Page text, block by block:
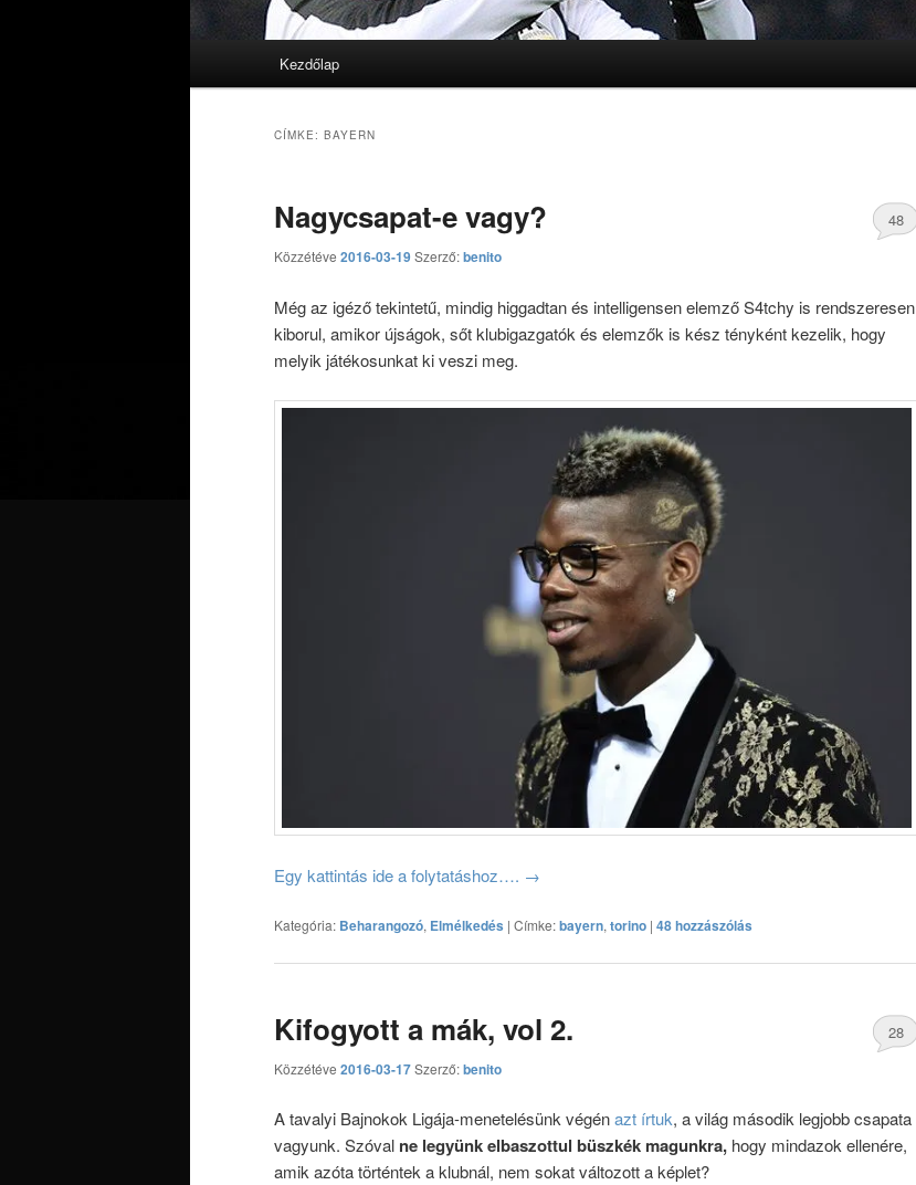
Tovább az elsődleges tartalomra
Tovább a másodlagos tartalomra
Kezdőlap
CÍMKE: BAYERN
Nagycsapat-e vagy?
Közzétéve 2016-03-19Szerző:benito
48
Még az igéző tekintetű, mindig higgadtan és intelligensen elemző S4tchy is rendszeresen
kiborul, amikor újságok, sőt klubigazgatók és elemzők is kész tényként kezelik, hogy
melyik játékosunkat ki veszi meg.
Egy kattintás ide a folytatáshoz…. →
Kategória: Beharangozó, Elmélkedés | Címke:bayern, torino | 48 hozzászólás
Kifogyott a mák, vol 2.
Közzétéve 2016-03-17Szerző:benito
28
A tavalyi Bajnokok Ligája-menetelésünk végénazt írtuk, a világ második legjobb csapata
vagyunk. Szóval ne legyünk elbaszottul büszkék magunkra, hogy mindazok ellenére,
amik azóta történtek a klubnál, nem sokat változott a képlet?